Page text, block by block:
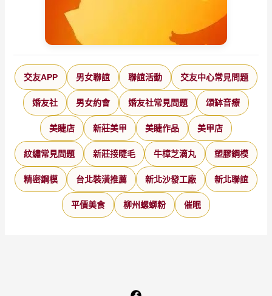
交友APP 男女聯誼 聯誼活動 交友中心常見問題
婚友社 男女約會 婚友社常見問題 頌缽音療
美睫店 新莊美甲 美睫作品 美甲店
紋繡常見問題 新莊接睫毛 牛樟芝滴丸 塑膠鋼模
精密鋼模 台北裝潢推薦 新北沙發工廠 新北聯誼
平價美食 柳州螺螄粉 催眠